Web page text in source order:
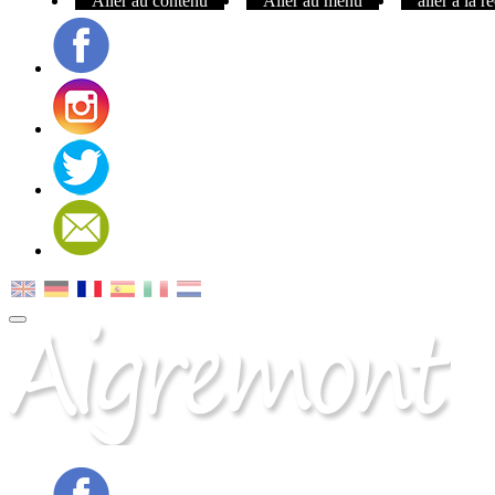
MENU
PRINCIPAL